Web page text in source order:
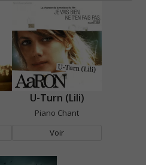
U-Turn (Lili)
Piano Chant
Voir